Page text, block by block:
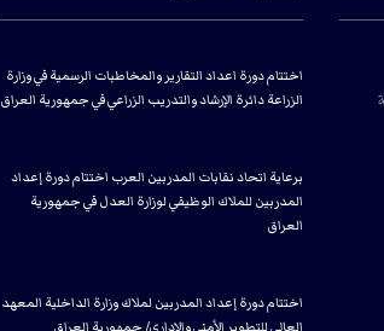
اختتام دورة اعداد التقارير والمخاطبات الرسمية في وزارة
الزراعة دائرة الإرشاد والتدريب الزراعي في جمهورية العراق
برعاية اتحاد نقابات المدربين العرب اختتام دورة إعداد
المدربين للملاك الوظيفي لوزارة العدل في جمهورية
العراق
اختتام دورة إعداد المدربين لملاك وزارة الداخلية المعهد
العالي للتطوير الأمني والإداري/ جمهورية العراق